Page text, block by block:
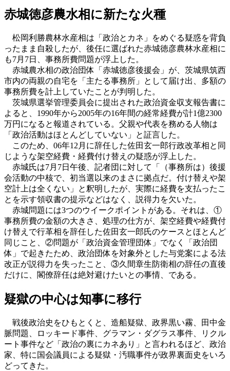
赤城徳彦農水相に新たな火種
松岡利勝農林水産相は「政治とカネ」をめぐる疑惑を背負
ったまま自殺したが、後任に選ばれた赤城徳彦農林水産相に
も7月7日、事務所費問題が浮上した。
赤城農水相の政治団体「赤城徳彦後援会」が、茨城県筑西
市内の両親の自宅を「主たる事務所」として届け出、多額の
事務所費を計上していたことが判明した。
茨城県選挙管理委員会に提出された政治資金収支報告書に
よると、1990年から2005年の16年間の経常経費が計1億2300
万円になると報道されている。父親や代表を務める人物は
「政治活動はほとんどしていない」と証言した。
このため、06年12月に辞任した佐田玄一郎行政改革相と同
じような架空経費・経費付け替えの疑惑が浮上した。
赤城氏は7月7日午後、記者団に対して「（事務所は）後援
会活動の中核で、初当選以来のまさに拠点だ。付け替えや架
空計上は全くない」と釈明したが、実際に経費を支払ったこ
とを示す領収書の提示などはなく、説得力を欠いた。
赤城問題には3つのウイークポイントがある。それは、①
事務所費の金額の大きさ、処理の仕方が、架空経費や経費付
け替えで行革相を辞任した佐田玄一郎氏のケースとほとんど
同じこと、②問題が「政治資金管理団体」でなく「政治団
体」で起きたため、政治団体を対象外とした与党案による法
改正が説得力を失ったこと、③久間章生防衛相の辞任の直後
だけに、閣僚辞任は絶対避けたいとの事情、である。
疑獄の中心は知事に移行
戦後政治史をひもとくと、造船疑獄、政界黒い霧、田中金
脈問題、ロッキード事件、グラマン・ダグラス事件、リクル
ート事件など「政治の裏にカネあり」と言われるほど、政治
家、特に国会議員による疑獄・汚職事件が政界裏面史をいろ
どってきた。